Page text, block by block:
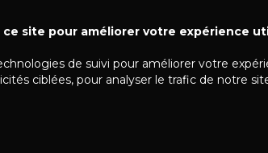
ce site pour améliorer votre expérience
de suivi pour améliorer votre
ciblées, pour analyser le trafic de notre